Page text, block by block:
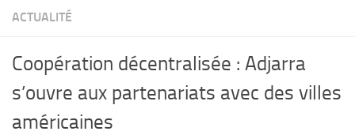
ACTUALITÉ
Coopération décentralisée : Adjarra
s’ouvre aux partenariats avec des villes
américaines